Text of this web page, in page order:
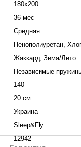
180х200
36 мес
Средняя
Пенополиуретан,
Жаккард, Зима/Лето
Независимые
140
20 см
Украина
Sleep&Fly
12942